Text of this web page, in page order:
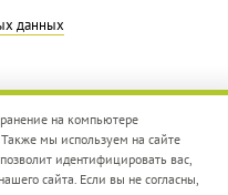
данных
на компьютере
мы используем на сайте
идентифицировать вас,
сайта. Если вы не согласны,